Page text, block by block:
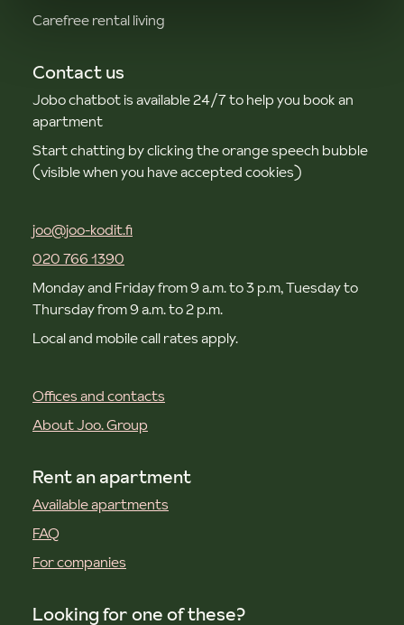
Carefree rental living
Contact us
Jobo chatbot is available 24/7 to help you book an
apartment
Start chatting by clicking the orange speech bubble
(visible when you have accepted cookies)
joo@joo-kodit.fi
020 766 1390
Monday and Friday from 9 a.m. to 3 p.m, Tuesday to
Thursday from 9 a.m. to 2 p.m.
Local and mobile call rates apply.
Offices and contacts
About Joo. Group
Rent an apartment
Available apartments
FAQ
For companies
Looking for one of these?